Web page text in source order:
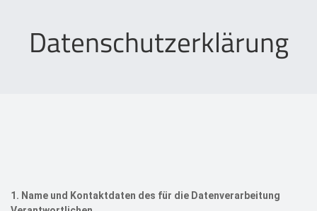
Kontakt
Datenschutzerklärung
1. Name und Kontaktdaten des für die Datenverarbeitung